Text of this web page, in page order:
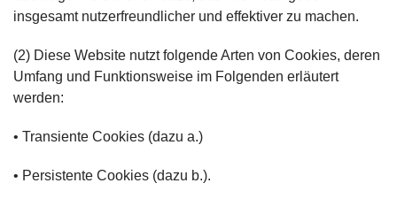
insgesamt nutzerfreundlicher und effektiver zu machen.
(2) Diese Website nutzt folgende Arten von Cookies, deren
Umfang und Funktionsweise im Folgenden erläutert
werden:
• Transiente Cookies (dazu a.)
• Persistente Cookies (dazu b.).